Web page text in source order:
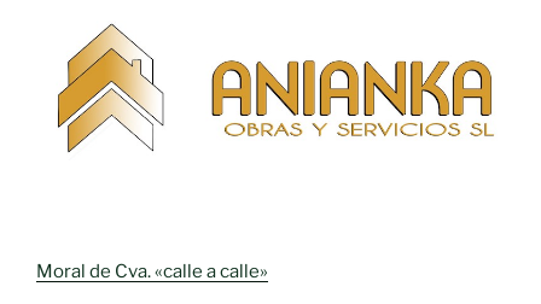
Moral de Cva. «calle a calle»